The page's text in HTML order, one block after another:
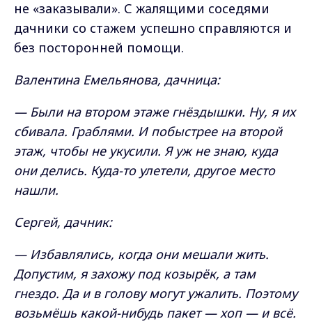
не «заказывали». С жалящими соседями
дачники со стажем успешно справляются и
без посторонней помощи.
Валентина Емельянова, дачница:
— Были на втором этаже гнёздышки. Ну, я их
сбивала. Граблями. И побыстрее на второй
этаж, чтобы не укусили. Я уж не знаю, куда
они делись. Куда-то улетели, другое место
нашли.
Сергей, дачник:
— Избавлялись, когда они мешали жить.
Допустим, я захожу под козырёк, а там
гнездо. Да и в голову могут ужалить. Поэтому
возьмёшь какой-нибудь пакет — хоп — и всё.